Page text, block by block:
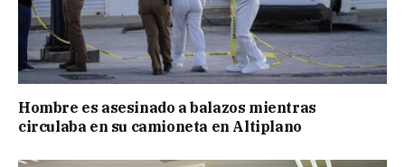
Hombre es asesinado a balazos mientras
circulaba en su camioneta en Altiplano